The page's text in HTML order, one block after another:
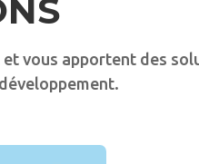
vous apportent des